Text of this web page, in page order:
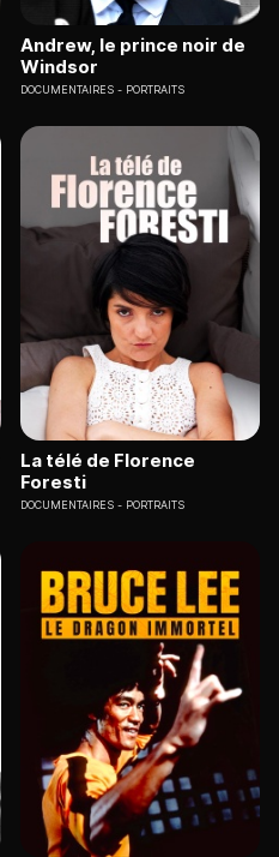
Andrew, le prince noir de
Windsor
DOCUMENTAIRES PORTRAITS
La télé de Florence
Foresti
DOCUMENTAIRES PORTRAITS